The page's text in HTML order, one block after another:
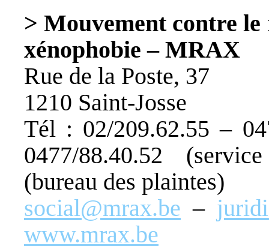
> Mouvement contre le
xénophobie – MRAX
Rue de la Poste, 37
1210 Saint-Josse
Tél : 02/209.62.55 –
0477/88.40.52
(bureau des plaintes)
social@mrax.be –
www.mrax.be